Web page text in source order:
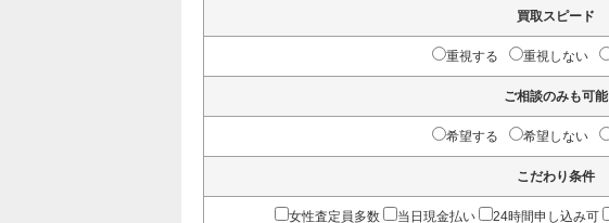
買取スピード
重視する 重視しない
ご相談のみも可能
希望する 希望しない
こだわり条件
女性査定員多数 当日現金払い 24時間申し込み可